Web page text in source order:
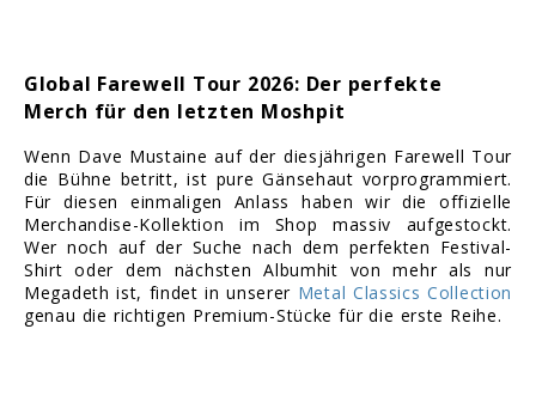
Global Farewell Tour 2026: Der perfekte
Merch für den letzten Moshpit
Wenn Dave Mustaine auf der diesjährigen Farewell Tour
die Bühne betritt, ist pure Gänsehaut vorprogrammiert.
Für diesen einmaligen Anlass haben wir die offizielle
Merchandise-Kollektion im Shop massiv aufgestockt.
Wer noch auf der Suche nach dem perfekten Festival-
Shirt oder dem nächsten Albumhit von mehr als nur
Megadeth ist, findet in unserer Metal Classics Collection
genau die richtigen Premium-Stücke für die erste Reihe.